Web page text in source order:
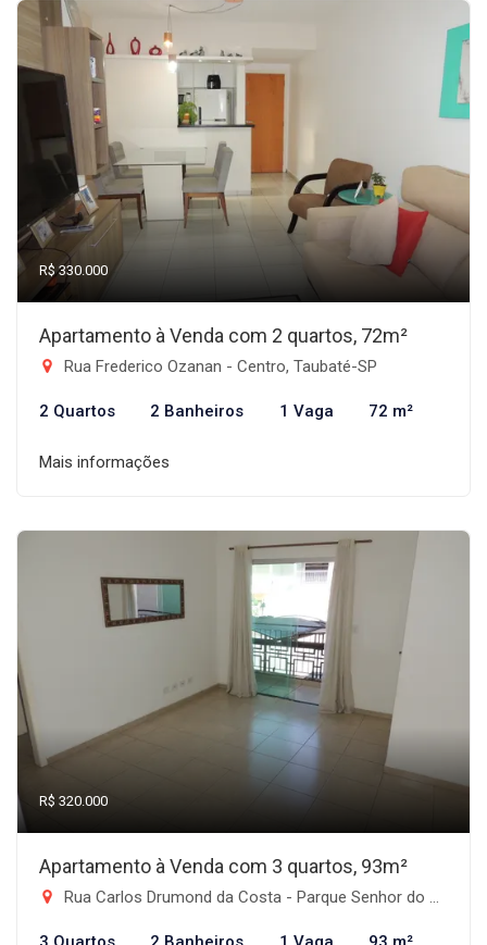
R$ 330.000
Apartamento à Venda com 2 quartos, 72m²
Rua Frederico Ozanan - Centro, Taubaté-SP
2 Quartos 2 Banheiros 1 Vaga 72 m²
Mais informações
R$ 320.000
Apartamento à Venda com 3 quartos, 93m²
Rua Carlos Drumond da Costa - Parque Senhor do Bonfim, Taubaté-SP